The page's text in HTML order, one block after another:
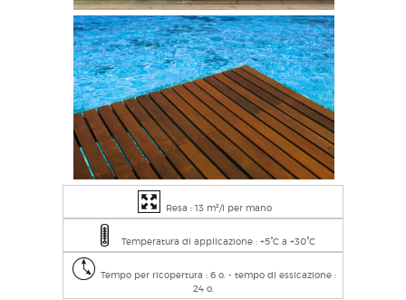
Resa : 13 m²/l per mano
Temperatura di applicazione : +5°C a +30°C
Tempo per ricopertura : 6 o. - tempo di essicazione :
24 o.